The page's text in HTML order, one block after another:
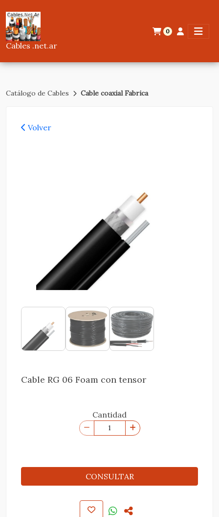
Cables .net.ar
0
Catálogo de Cables Cable coaxial Fabrica
Volver
Cable RG 06 Foam con tensor
Cantidad
CONSULTAR